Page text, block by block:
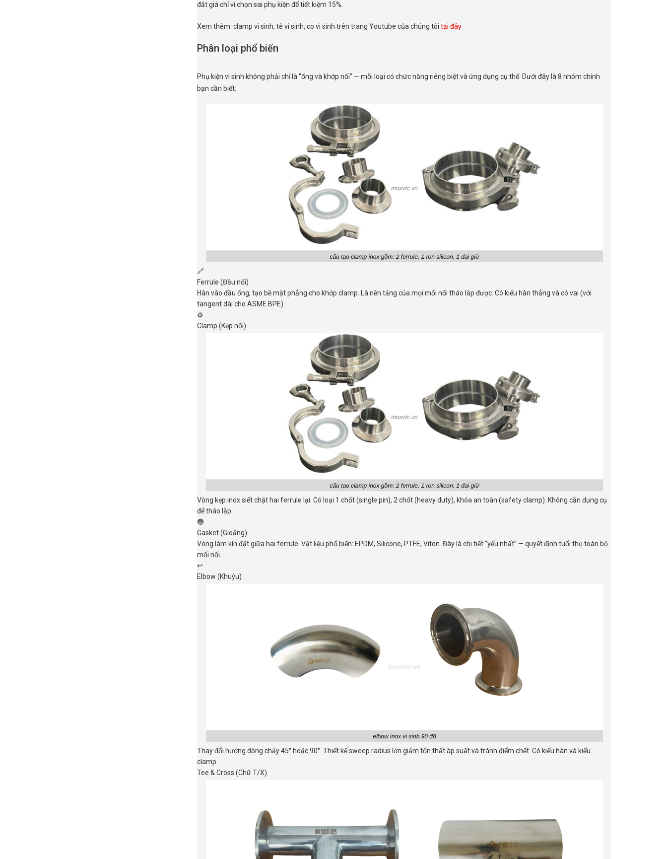
đắt giá chỉ vì chọn sai phụ kiện để tiết kiệm 15%.
Xem thêm: clamp vi sinh, tê vi sinh, co vi sinh trên trang Youtube của chúng tôi tại đây
Phân loại phổ biến
Phụ kiện vi sinh không phải chỉ là “ống và khớp nối” — mỗi loại có chức năng riêng biệt và ứng dụng cụ thể. Dưới đây là 8 nhóm chính
bạn cần biết:
🔗
Ferrule (Đầu nối)
Hàn vào đầu ống, tạo bề mặt phẳng cho khớp clamp. Là nền tảng của mọi mối nối tháo lắp được. Có kiểu hàn thẳng và có vai (với
tangent dài cho ASME BPE).
⚙️
Clamp (Kẹp nối)
Vòng kẹp inox siết chặt hai ferrule lại. Có loại 1 chốt (single pin), 2 chốt (heavy duty), khóa an toàn (safety clamp). Không cần dụng cụ
để tháo lắp.
🔵
Gasket (Gioăng)
Vòng làm kín đặt giữa hai ferrule. Vật liệu phổ biến: EPDM, Silicone, PTFE, Viton. Đây là chi tiết “yếu nhất” — quyết định tuổi thọ toàn bộ
mối nối.
↩️
Elbow (Khuỷu)
Thay đổi hướng dòng chảy 45° hoặc 90°. Thiết kế sweep radius lớn giảm tổn thất áp suất và tránh điểm chết. Có kiểu hàn và kiểu
clamp.
Tee & Cross (Chữ T/X)